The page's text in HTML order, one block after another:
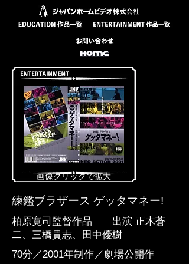
練鑑ブラザース ゲッタマネー!
柏原寛司監督作品 出演 正木蒼
二、三橋貴志、田中優樹
70分／2001年制作／劇場公開作
​画像クリックで拡大